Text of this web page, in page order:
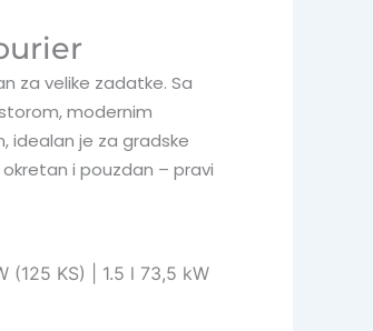
za velike zadatke. Sa
modernim
idealan je za gradske
okretan i pouzdan – pravi
(125 KS) | 1.5 l 73,5 kW